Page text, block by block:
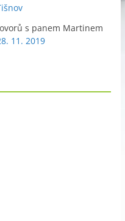
s panem Martinem
11. 2019